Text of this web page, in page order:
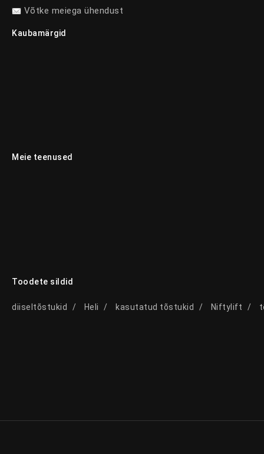
Võtke meiega ühendust
Kaubamärgid
Meie teenused
Toodete sildid
diiseltõstukid Heli kasutatud tõstukid Niftylift